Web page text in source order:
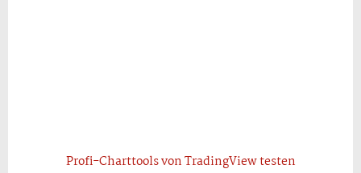
Profi-Charttools von TradingView testen